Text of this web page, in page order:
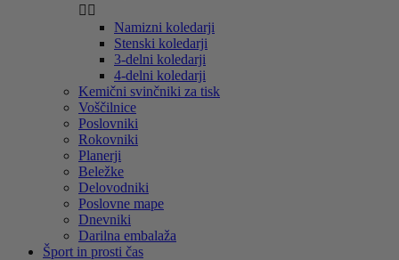
 
Namizni koledarji
Stenski koledarji
3-delni koledarji
4-delni koledarji
Kemični svinčniki za tisk
Voščilnice
Poslovniki
Rokovniki
Planerji
Beležke
Delovodniki
Poslovne mape
Dnevniki
Darilna embalaža
Šport in prosti čas